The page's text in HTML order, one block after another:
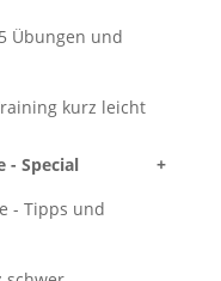
Übungen und
kurz leicht
- Special
+
- Tipps und